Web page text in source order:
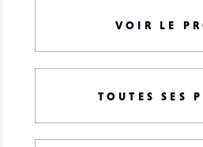
VOIR LE
TOUTES SES